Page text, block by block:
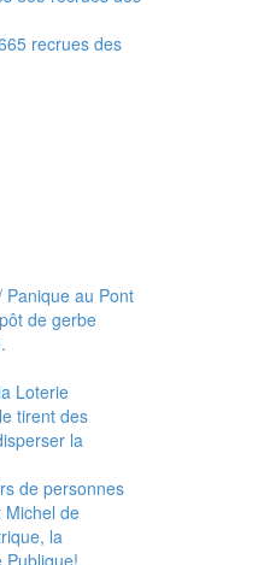
recrues des
Panique au Pont
de gerbe
Loterie
tirent des
la
de personnes
Michel de
la
Publique!